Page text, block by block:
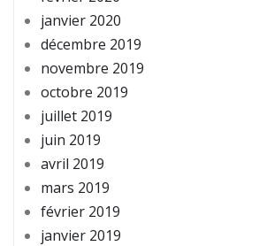
janvier 2020
décembre 2019
novembre 2019
octobre 2019
juillet 2019
juin 2019
avril 2019
mars 2019
février 2019
janvier 2019